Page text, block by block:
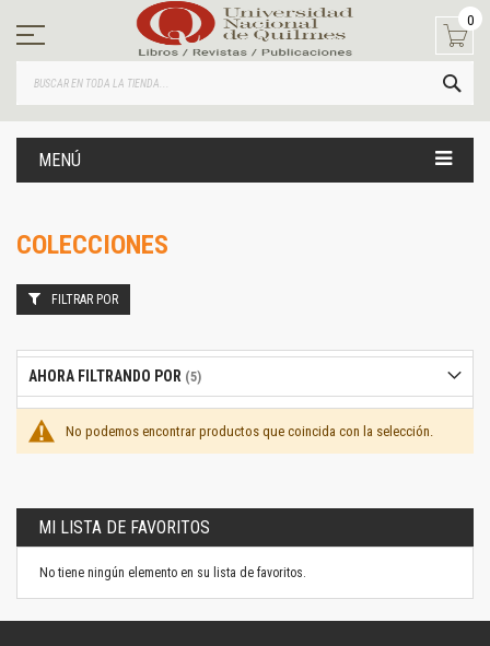
contenido
0
MENÚ
COLECCIONES
No podemos encontrar productos que coincida con la selección.
FILTRAR POR
AHORA FILTRANDO POR
MI LISTA DE FAVORITOS
No tiene ningún elemento en su lista de favoritos.